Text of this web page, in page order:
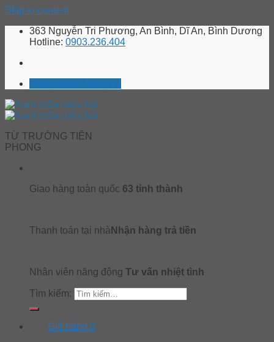
Skip to content
363 Nguyễn Tri Phương, An Bình, Dĩ An, Bình Dương
Hotline: 0903.236.404
TỪ TRƯỜNG TIÊN
PHONG
Giao hàng toàn quốc 63 tỉnh thành
Thanh toán tại nhà Nhận hàng trả tiền
Nhân viên năng động Tư vấn nhiệt tình
Tìm kiếm:
Giỏ hàng 0